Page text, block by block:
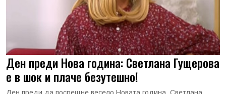
Ден преди Нова година: Светлана Гущерова
е в шок и плаче безутешно!
Ден преди да посрещне весело Новата година, Светлана